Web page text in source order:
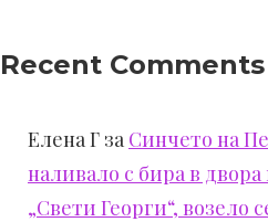
Recent Comments
Елена Г за Синчето на
наливало с бира в
„Свети Георги“, возело